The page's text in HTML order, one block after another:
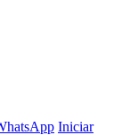
Iniciar